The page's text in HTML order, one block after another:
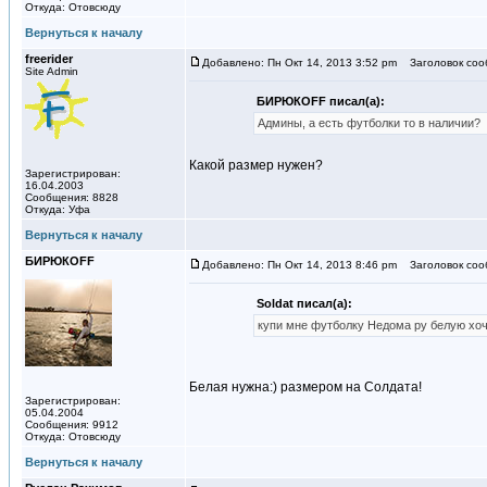
Откуда: Отовсюду
Вернуться к началу
freerider
Site Admin
Зарегистрирован:
16.04.2003
Сообщения: 8828
Откуда: Уфа
Добавлено: Пн Окт 14, 2013 3:52 pm Заголовок
БИРЮКOFF писал(а):
Админы, а есть футболки то в наличии?
Какой размер нужен?
Вернуться к началу
БИРЮКOFF
Зарегистрирован:
05.04.2004
Сообщения: 9912
Откуда: Отовсюду
Добавлено: Пн Окт 14, 2013 8:46 pm Заголовок
Soldat писал(а):
купи мне футболку Недома ру белую
Белая нужна:) размером на Солдата!
Вернуться к началу